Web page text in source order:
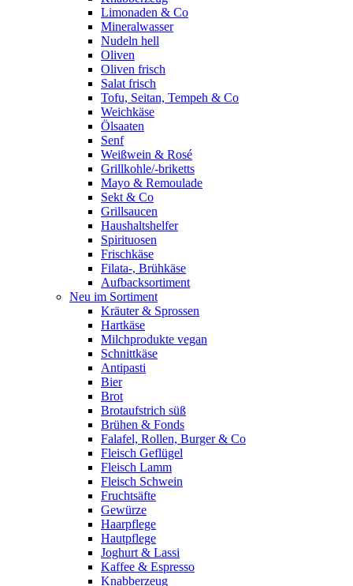
Limonaden & Co
Mineralwasser
Nudeln hell
Oliven
Oliven frisch
Salat frisch
Tofu, Seitan, Tempeh & Co
Weichkäse
Ölsaaten
Senf
Weißwein & Rosé
Grillkohle/-briketts
Mayo & Remoulade
Sekt & Co
Grillsaucen
Haushaltshelfer
Spirituosen
Frischkäse
Filata-, Brühkäse
Aufbacksortiment
Neu im Sortiment
Kräuter & Sprossen
Hartkäse
Milchprodukte vegan
Schnittkäse
Antipasti
Bier
Brot
Brotaufstrich süß
Brühen & Fonds
Falafel, Rollen, Burger & Co
Fleisch Geflügel
Fleisch Lamm
Fleisch Schwein
Fruchtsäfte
Gewürze
Haarpflege
Hautpflege
Joghurt & Lassi
Kaffee & Espresso
Knabberzeug